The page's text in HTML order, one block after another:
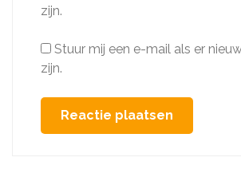
zijn.
Stuur mij een e-mail als er
zijn.